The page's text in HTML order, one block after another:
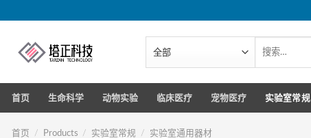
索：
首页 生命科学 动物实验 临床医疗 宠物医疗 实验室常规
首页 / Products / 实验室常规 / 实验室通用器材